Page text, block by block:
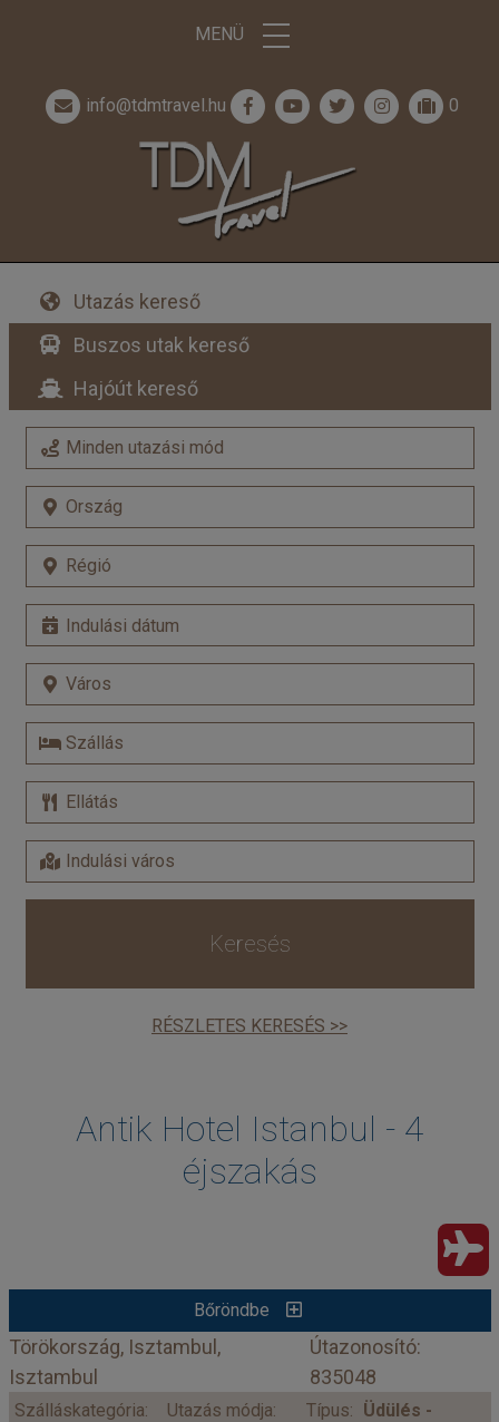
MENÜ
info@tdmtravel.hu 0
Utazás kereső
Buszos utak kereső
Hajóút kereső
Keresés
RÉSZLETES KERESÉS >>
Antik Hotel Istanbul - 4
éjszakás
Bőröndbe
Törökország, Isztambul,
Isztambul
Útazonosító:
835048
Szálláskategória:
Utazás módja:
Típus: Üdülés -